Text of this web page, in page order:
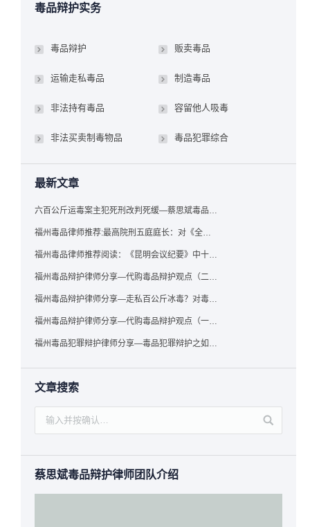
毒品辩护实务
毒品辩护 贩卖毒品
运输走私毒品 制造毒品
非法持有毒品 容留他人吸毒
非法买卖制毒物品 毒品犯罪综合
最新文章
六百公斤运毒案主犯死刑改判死缓—蔡思斌毒品犯罪辩护成功案例
福州毒品律师推荐:最高院刑五庭庭长：对《全国法院毒品案件审判工作会议纪要》的理解与适用
福州毒品律师推荐阅读：《昆明会议纪要》中十个“意想不到”的规定
福州毒品辩护律师分享—代购毒品辩护观点（二）——“牟利”之辩
福州毒品辩护律师分享—走私百公斤冰毒？对毒品缺失型走私毒品罪案件，该如何有效辩护
福州毒品辩护律师分享—代购毒品辩护观点（一）——“真假”之辩
福州毒品犯罪辩护律师分享—毒品犯罪辩护之如何提炼言辞证据
文章搜索
蔡思斌毒品辩护律师团队介绍